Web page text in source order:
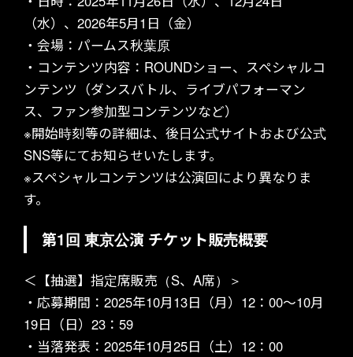
ABOUT US
MEMBERS
SCHEDULE
（水）、2026年5月1日（金）
・会場：パームス秋葉原
・コンテンツ内容：ROUNDショー、スペシャルコ
ンテンツ（ダンスバトル、ライブパフォーマン
ス、ファン参加型コンテンツなど）
※開始時刻等の詳細は、後日公式サイトおよび公式
SNS等にてお知らせいたします。
※スペシャルコンテンツは公演回により異なりま
す。
第1回 東京公演 チケット販売概要
＜【抽選】指定席販売（S、A席）＞
・応募期間：2025年10月13日（月）12：00〜10月
19日（日）23：59
・当落発表：2025年10月25日（土）12：00